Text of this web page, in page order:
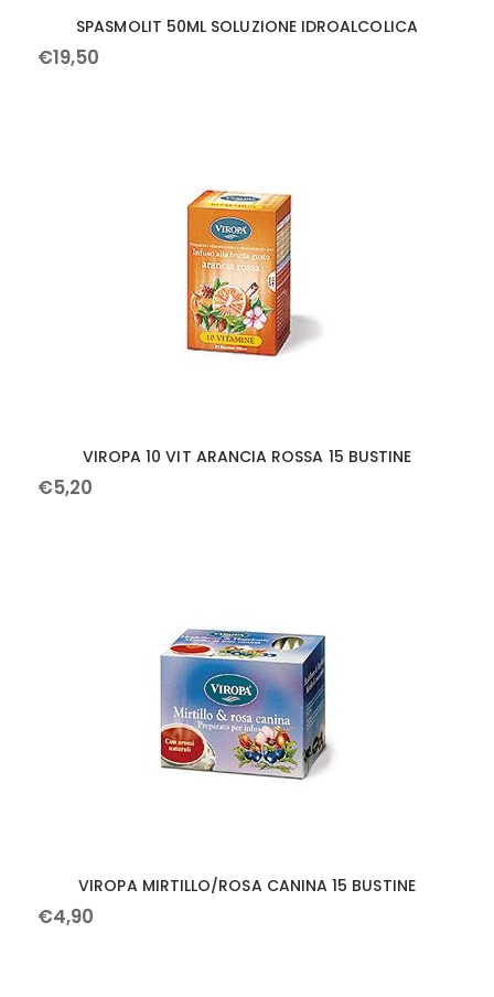
SPASMOLIT 50ML SOLUZIONE IDROALCOLICA
€19,50
VIROPA 10 VIT ARANCIA ROSSA 15 BUSTINE
€5,20
VIROPA MIRTILLO/ROSA CANINA 15 BUSTINE
€4,90